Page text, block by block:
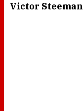
Victor Steeman